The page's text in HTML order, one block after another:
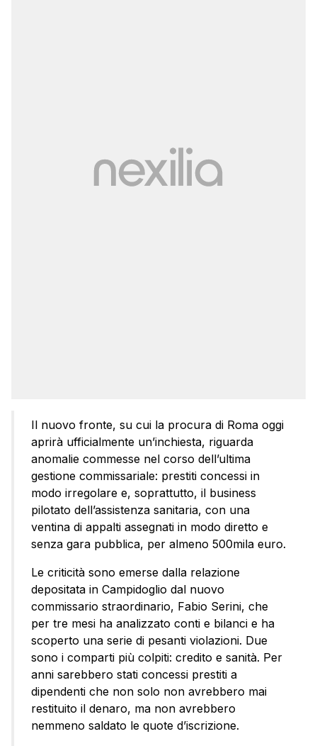
Il nuovo fronte, su cui la procura di Roma oggi
aprirà ufficialmente un’inchiesta, riguarda
anomalie commesse nel corso dell’ultima
gestione commissariale: prestiti concessi in
modo irregolare e, soprattutto, il business
pilotato dell’assistenza sanitaria, con una
ventina di appalti assegnati in modo diretto e
senza gara pubblica, per almeno 500mila euro.
Le criticità sono emerse dalla relazione
depositata in Campidoglio dal nuovo
commissario straordinario, Fabio Serini, che
per tre mesi ha analizzato conti e bilanci e ha
scoperto una serie di pesanti violazioni. Due
sono i comparti più colpiti: credito e sanità. Per
anni sarebbero stati concessi prestiti a
dipendenti che non solo non avrebbero mai
restituito il denaro, ma non avrebbero
nemmeno saldato le quote d’iscrizione.